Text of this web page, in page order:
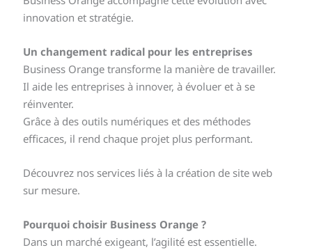
innovation et stratégie.
Un changement radical pour les entreprises
Business Orange transforme la manière de travailler.
Il aide les entreprises à innover, à évoluer et à se
réinventer.
Grâce à des outils numériques et des méthodes
efficaces, il rend chaque projet plus performant.
Découvrez nos services liés à la création de site web
sur mesure.
Pourquoi choisir Business Orange ?
Dans un marché exigeant, l’agilité est essentielle.